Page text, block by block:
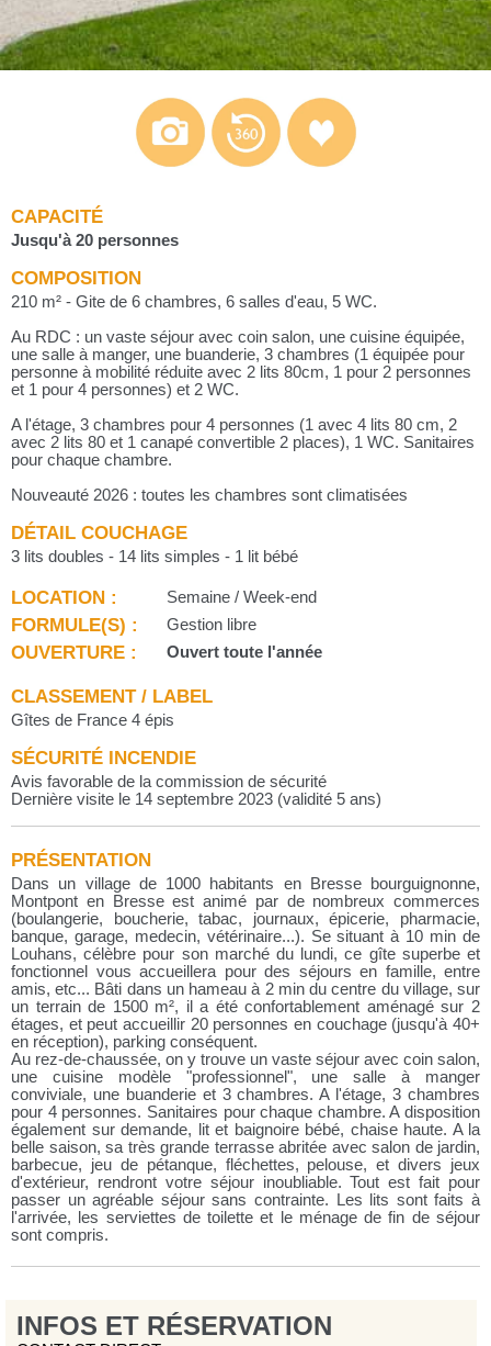
CAPACITÉ
Jusqu'à 20 personnes
COMPOSITION
210 m² - Gite de 6 chambres, 6 salles d'eau, 5 WC.
Au RDC : un vaste séjour avec coin salon, une cuisine équipée,
une salle à manger, une buanderie, 3 chambres (1 équipée pour
personne à mobilité réduite avec 2 lits 80cm, 1 pour 2 personnes
et 1 pour 4 personnes) et 2 WC.
A l'étage, 3 chambres pour 4 personnes (1 avec 4 lits 80 cm, 2
avec 2 lits 80 et 1 canapé convertible 2 places), 1 WC. Sanitaires
pour chaque chambre.
Nouveauté 2026 : toutes les chambres sont climatisées
DÉTAIL COUCHAGE
3 lits doubles - 14 lits simples - 1 lit bébé
LOCATION : Semaine / Week-end
FORMULE(S) : Gestion libre
OUVERTURE : Ouvert toute l'année
CLASSEMENT / LABEL
Gîtes de France 4 épis
SÉCURITÉ INCENDIE
Avis favorable de la commission de sécurité
Dernière visite le 14 septembre 2023 (validité 5 ans)
PRÉSENTATION
Dans un village de 1000 habitants en Bresse bourguignonne,
Montpont en Bresse est animé par de nombreux commerces
(boulangerie, boucherie, tabac, journaux, épicerie, pharmacie,
banque, garage, medecin, vétérinaire...). Se situant à 10 min de
Louhans, célèbre pour son marché du lundi, ce gîte superbe et
fonctionnel vous accueillera pour des séjours en famille, entre
amis, etc... Bâti dans un hameau à 2 min du centre du village, sur
un terrain de 1500 m², il a été confortablement aménagé sur 2
étages, et peut accueillir 20 personnes en couchage (jusqu'à 40+
en réception), parking conséquent.
Au rez-de-chaussée, on y trouve un vaste séjour avec coin salon,
une cuisine modèle "professionnel", une salle à manger
conviviale, une buanderie et 3 chambres. A l'étage, 3 chambres
pour 4 personnes. Sanitaires pour chaque chambre. A disposition
également sur demande, lit et baignoire bébé, chaise haute. A la
belle saison, sa très grande terrasse abritée avec salon de jardin,
barbecue, jeu de pétanque, fléchettes, pelouse, et divers jeux
d'extérieur, rendront votre séjour inoubliable. Tout est fait pour
passer un agréable séjour sans contrainte. Les lits sont faits à
l'arrivée, les serviettes de toilette et le ménage de fin de séjour
sont compris.
INFOS ET RÉSERVATION